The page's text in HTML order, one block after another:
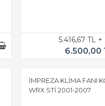
5.416,67 TL
6.500,00
İMPREZA KLİMA FANI
WRX STİ 2001-2007